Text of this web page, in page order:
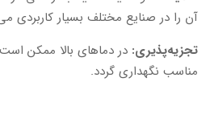
آن را در صنایع مختلف بسیار کاربردی
تجزیه‌پذیری: در دماهای بالا ممکن
مناسب نگهداری گردد.